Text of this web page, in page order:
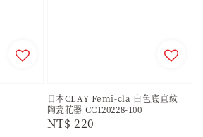
日本CLAY Femi-cla 白色底直紋
陶瓷花器 CC120228-100
Regular
NT$ 220